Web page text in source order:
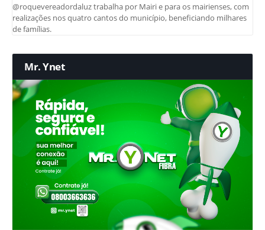
@roquevereadordaluz trabalha por Mairi e para os mairienses, com
realizações nos quatro cantos do município, beneficiando milhares
de famílias.
Mr. Ynet